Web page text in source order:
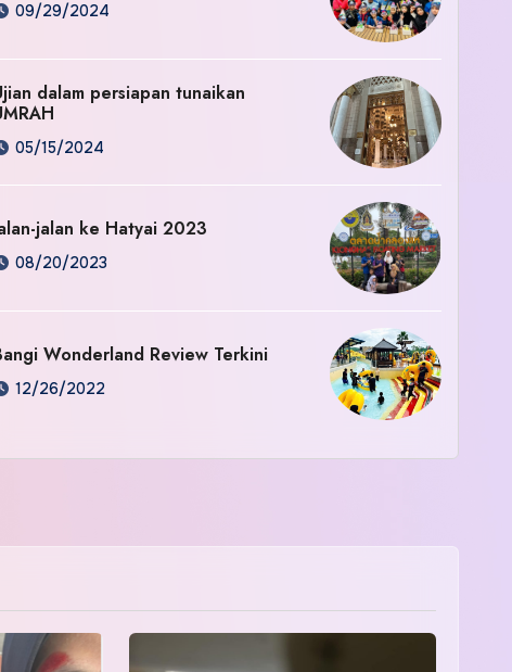
09/29/2024
dalam persiapan tunaikan
05/15/2024
jalan ke Hatyai 2023
08/20/2023
Wonderland Review Terkini
12/26/2022